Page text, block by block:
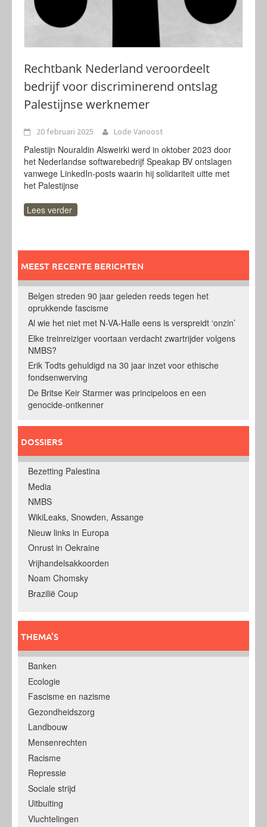
Rechtbank Nederland veroordeelt
bedrijf voor discriminerend ontslag
Palestijnse werknemer
20 februari 2025 Lode Vanoost
Palestijn Nouraldin Alsweirki werd in oktober 2023 door
het Nederlandse softwarebedrijf Speakap BV ontslagen
vanwege LinkedIn-posts waarin hij solidariteit uitte met
het Palestijnse
Lees verder
MEEST RECENTE BERICHTEN
Belgen streden 90 jaar geleden reeds tegen het
oprukkende fascisme
Al wie het niet met N-VA-Halle eens is verspreidt ‘onzin’
Elke treinreiziger voortaan verdacht zwartrijder volgens
NMBS?
Erik Todts gehuldigd na 30 jaar inzet voor ethische
fondsenwerving
De Britse Keir Starmer was principeloos en een
genocide-ontkenner
DOSSIERS
Bezetting Palestina
Media
NMBS
WikiLeaks, Snowden, Assange
Nieuw links in Europa
Onrust in Oekraine
Vrijhandelsakkoorden
Noam Chomsky
Brazilië Coup
THEMA’S
Banken
Ecologie
Fascisme en nazisme
Gezondheidszorg
Landbouw
Mensenrechten
Racisme
Repressie
Sociale strijd
Uitbuiting
Vluchtelingen